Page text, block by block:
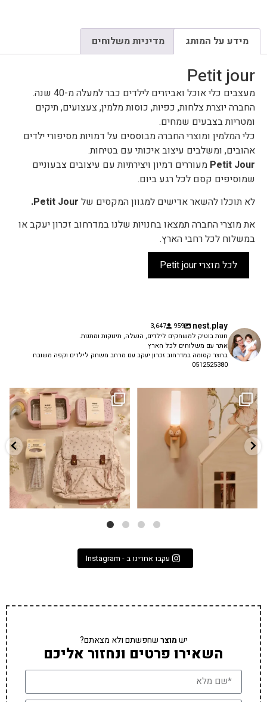
מידע על המותג מדיניות משלוחים
Petit jour
מעצבים כלי אוכל ואביזרים לילדים כבר למעלה מ-40 שנה.
החברה יוצרת צלחות, כפיות, כוסות מלמין, צעצועים, תיקים
ומטריות בצבעים שמחים.
כלי המלמין ומוצרי החברה מבוססים על דמויות מסיפורי ילדים
אהובים, ומשלבים עיצוב איכותי עם בטיחות.
Petit Jour מעוררים דמיון ויצירתיות עם עיצובים צבעוניים
שמוסיפים קסם לכל רגע ביום.
לא תוכלו להשאר אדישים למגוון המקסים של Petit Jour.
את מוצרי החברה תמצאו בחנויות שלנו במדרחוב זכרון יעקב או
במשלוח לכל רחבי הארץ.
לכל מוצרי Petit jour
nest.play
959
3,647
חנות בוטיק למשחקים לילדים, הנעלה, תינוקות ומתנות.
אתר עם משלוחים לכל הארץ
בחצר קסומה במדרחוב זכרון יעקב עם מרחב משחק לילדים וקפה משובח
0512525380
✨ חוזרים למסגרת בסטייל! ✨
הקולקציה החדשה...
9 4
גם פריט עיצובי לחדר, גם מנורת לילה
...
3 0
עקבו אחרינו ב - Instagram
ישמוצרשחפשתם ולא מצאתם?
השאירו פרטים ונחזור אליכם